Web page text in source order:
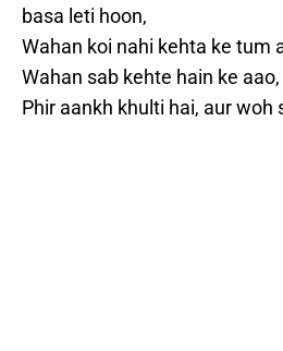
basa leti hoon,
Wahan koi nahi kehta ke tum
Wahan sab kehte hain ke
Phir aankh khulti hai, aur woh